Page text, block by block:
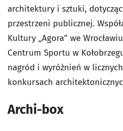
architektury i sztuki,
przestrzeni publicznej.
Kultury „Agora” we
Centrum Sportu w
nagród i wyróżnień w
konkursach
Archi-box